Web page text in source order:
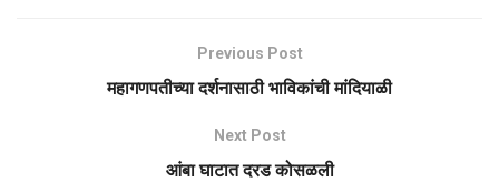
Previous Post
महागणपतीच्या दर्शनासाठी भाविकांची मांदियाळी
Next Post
आंबा घाटात दरड कोसळली